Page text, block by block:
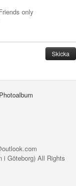
only
Photoalbum
Göteborg) All Rights